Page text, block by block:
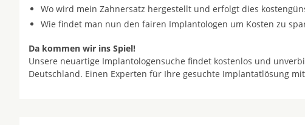
Wo wird mein Zahnersatz hergestellt und erfolgt dies
Wie findet man nun den fairen Implantologen um Kosten zu
Da kommen wir ins Spiel!
Unsere neuartige Implantologensuche findet kostenlos und
Deutschland. Einen Experten für Ihre gesuchte Implantatlösung mit